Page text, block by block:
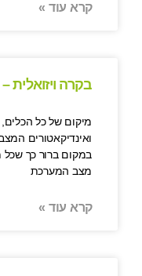
קרא עוד »
בקרה ויזואלית – Visual Control
מיקום של כל הכלים,
ואינדיקאטורים
במקום ברור כך שכל
מצב המערכת
קרא עוד »